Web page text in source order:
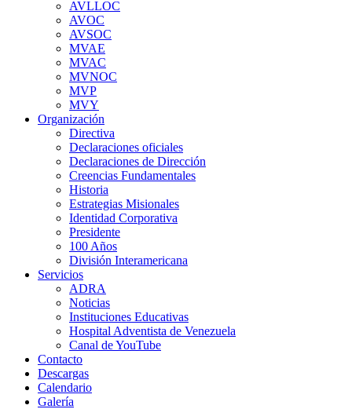
AVLLOC
AVOC
AVSOC
MVAE
MVAC
MVNOC
MVP
MVY
Organización
Directiva
Declaraciones oficiales
Declaraciones de Dirección
Creencias Fundamentales
Historia
Estrategias Misionales
Identidad Corporativa
Presidente
100 Años
División Interamericana
Servicios
ADRA
Noticias
Instituciones Educativas
Hospital Adventista de Venezuela
Canal de YouTube
Contacto
Descargas
Calendario
Galería